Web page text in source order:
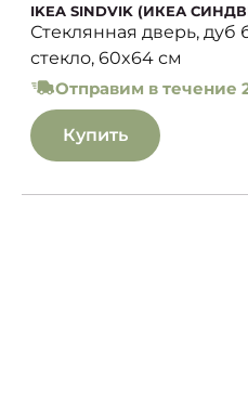
IKEA SINDVIK (ИКЕА
Стеклянная дверь,
стекло, 60x64 см
Отправим в течение
Купить